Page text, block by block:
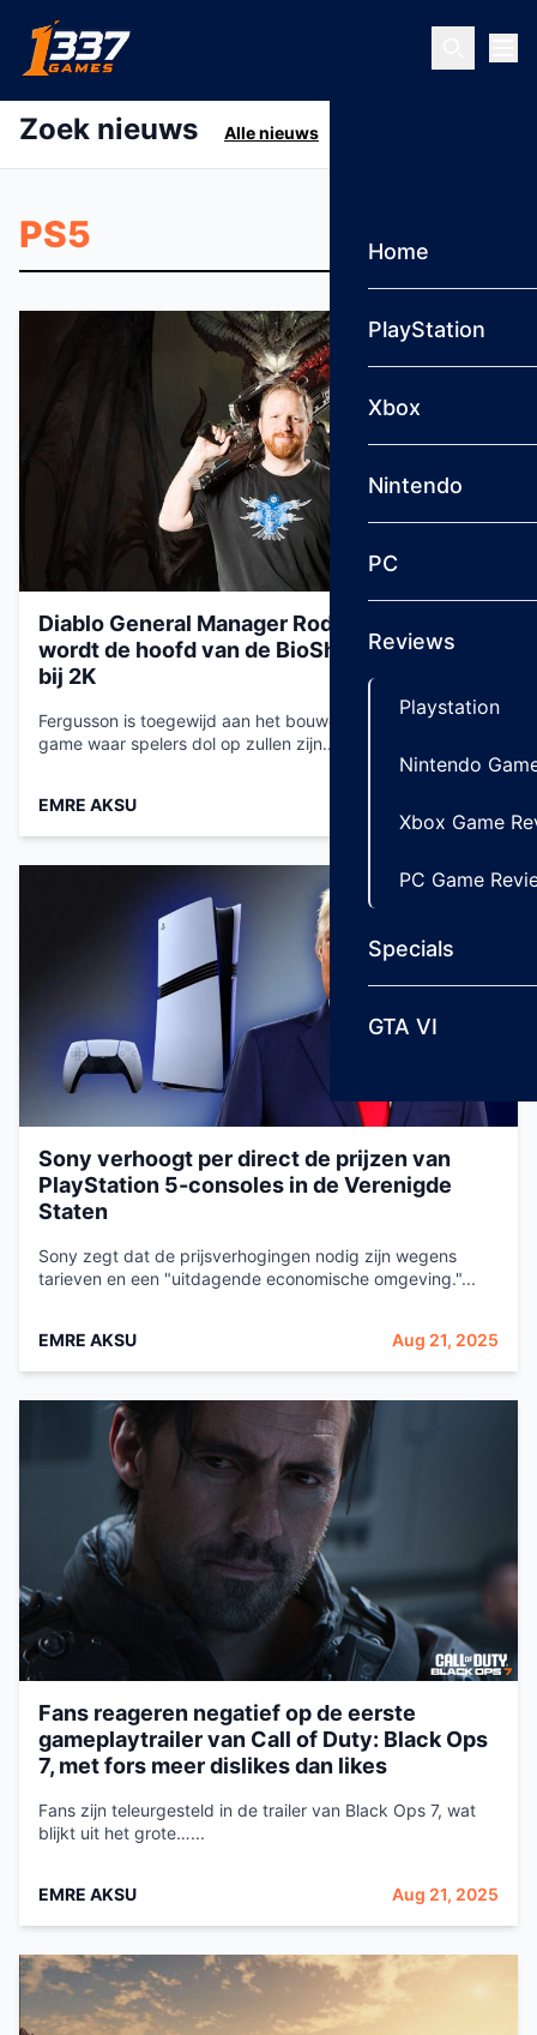
Ga naar inhoud
Home
PlayStation
Xbox
Nintendo
PC
Reviews
Playstation
Nintendo
Xbox Game
PC Game
Specials
GTA VI
Zoek nieuws Alle nieuws
Diablo General Manager Rod Fergusson
wordt de hoofd van de BioShock-franchise
bij 2K
Fergusson is toegewijd aan het bouwen van een BioShock-
game waar spelers dol op zullen zijn....
EMRE AKSU
Sony verhoogt per direct de prijzen van
PlayStation 5-consoles in de Verenigde
Staten
Sony zegt dat de prijsverhogingen nodig zijn wegens
tarieven en een "uitdagende economische omgeving."...
EMRE AKSU Aug 21, 2025
Fans reageren negatief op de eerste
gameplaytrailer van Call of Duty: Black Ops
7, met fors meer dislikes dan likes
Fans zijn teleurgesteld in de trailer van Black Ops 7, wat
blijkt uit het grote…...
EMRE AKSU Aug 21, 2025